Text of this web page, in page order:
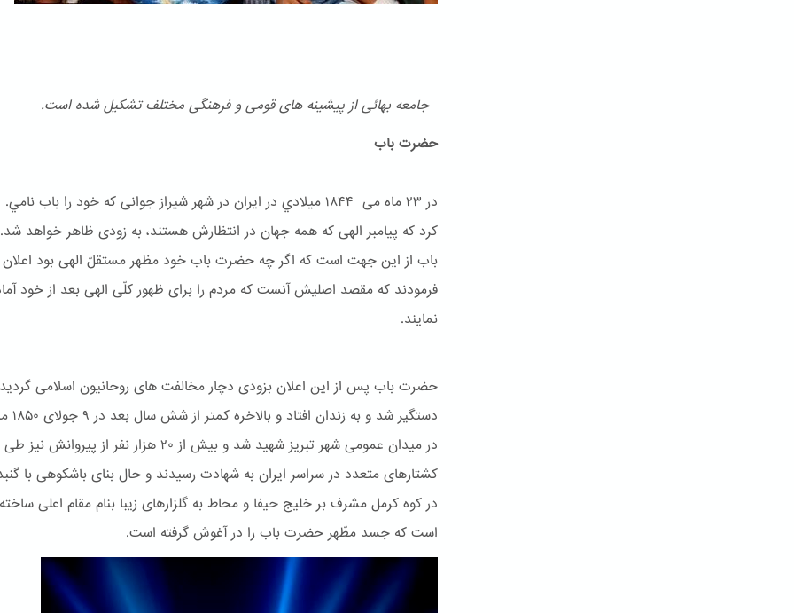
جامعه بهائی از پیشینه های قومی و فرهنگی مختلف تشكیل شده است.
حضرت باب
در ۲۳ ماه می ۱۸۴۴ ميلادي در ایران در شهر شیراز جوانی که خود را باب
کرد که پیامبر الهی که همه جهان در انتظارش هستند، به زودی ظاهر خواهد
باب از این جهت است که اگر چه حضرت باب خود مظهر مستقلّ الهی بود اعلان
فرمودند که مقصد اصلیش آنست که مردم را برای ظهور کلّی الهی بعد از خود
نمایند.
حضرت باب پس از این اعلان بزودی دچار مخالفت های روحانیون اسلامی
دستگیر
در میدان عمومی شهر تبریز شهید شد و بیش از ۲۰ هزار نفر از پیروانش نیز طی
کشتارهای متعدد در سراسر ایران به شهادت رسیدند و حال بنای باشكوهی با
در کوه کرمل مشرف بر خلیج حیفا و محاط به گلزارهای زیبا بنام مقام اعلی
است که جسد مطّهر حضرت باب را در آغوش گرفته است.